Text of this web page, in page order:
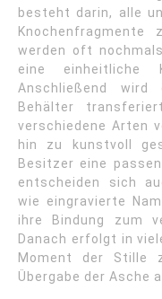
besteht darin, alle
Knochenfragmente
werden oft
eine einheitliche
Anschließend
Behälter
verschiedene Arten
hin zu kunstvoll
Besitzer eine
entscheiden sich
wie eingravierte
ihre Bindung zum
Danach erfolgt in
Moment der Stille
Übergabe der Asche